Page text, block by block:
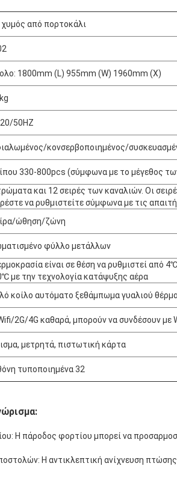
από πορτοκάλι
1800mm (L) 955mm (W) 1960mm (Χ)
50HZ
κονσερβοποιημένος/
330-800pcs (σύμφωνα με το μέγεθος
και 12 σειρές των καναλιών. Οι
να ρυθμιστείτε σύμφωνα με τις
ώθηση/ζώνη
φύλλο μετάλλων
είναι σε θέση να ρυθμιστεί από 4℃
με την τεχνολογία κατάψυξης αέρα
κοίλο αυτόματο ξεθάμπωμα γυαλιού
2G/4G καθαρά, μπορούν να συνδέσουν με
μετρητά, πιστωτική κάρτα
τυποποιημένα 32
Η πάροδος φορτίου μπορεί να
Η αντικλεπτική ανίχνευση